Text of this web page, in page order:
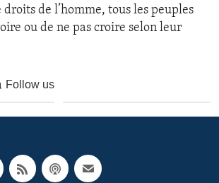
droits de l’homme, tous les peuples
ou de ne pas croire selon leur
Follow us